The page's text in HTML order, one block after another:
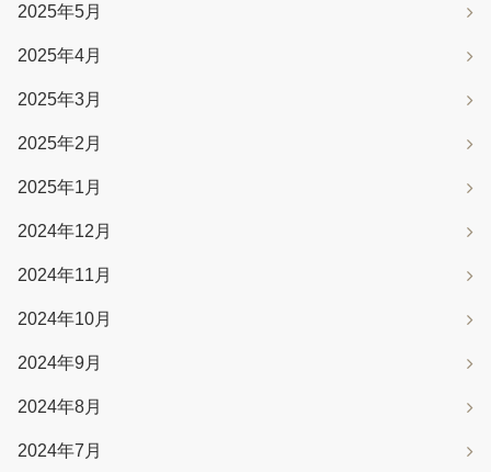
2025年5月
2025年4月
2025年3月
2025年2月
2025年1月
2024年12月
2024年11月
2024年10月
2024年9月
2024年8月
2024年7月